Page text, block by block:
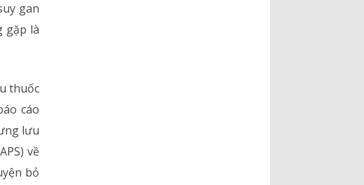
gan
gặp là
thuốc
cáo
lưu
về
bỏ